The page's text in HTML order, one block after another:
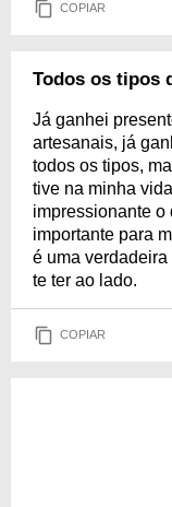
COPIAR
Todos os tipos
Já ganhei
artesanais, já
todos os tipos,
tive na minha
impressionante o
importante para
é uma
te ter ao lado.
COPIAR